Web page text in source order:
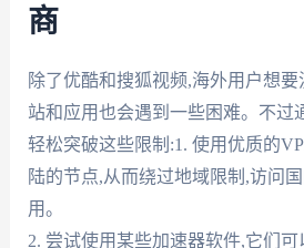
商
除了优酷和搜狐视频,海外用户想要
站和应用也会遇到一些困难。不过
轻松突破这些限制:1. 使用优质的
陆的节点,从而绕过地域限制,访问
用。
2. 尝试使用某些加速器软件,它们